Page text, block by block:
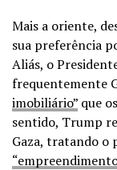
Mais a oriente,
sua preferência
Aliás, o
frequentemente
imobiliário” que
sentido, Trump
Gaza, tratando o